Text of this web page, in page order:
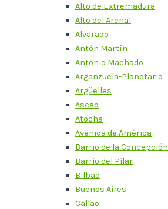
Alto de Extremadura
Alto del Arenal
Alvarado
Antón Martín
Antonio Machado
Arganzuela-Planetario
Argüelles
Ascao
Atocha
Avenida de América
Barrio de la Concepción
Barrio del Pilar
Bilbao
Buenos Aires
Callao